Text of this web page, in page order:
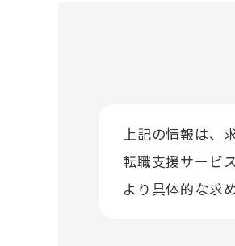
上記の情報は、
転職支援サービ
より具体的な求